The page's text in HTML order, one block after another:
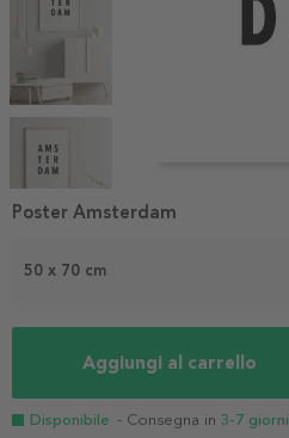
1
50 x 70 cm
Aggiungi al carrello
Disponibile - Consegna in 3-7 giorni
Poster Amsterdam